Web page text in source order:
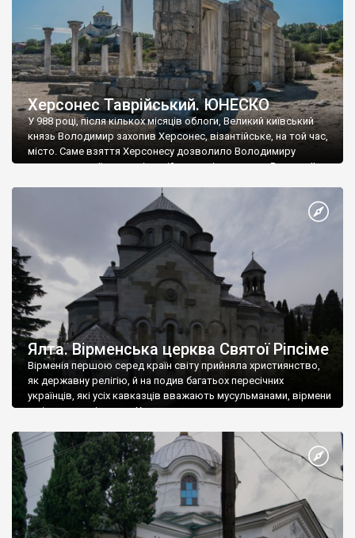
Херсонес Таврійський. ЮНЕСКО
У 988 році, після кількох місяців облоги, Великий київський
князь Володимир захопив Херсонес, візантійське, на той час,
місто. Саме взяття Херсонесу дозволило Володимиру
диктувати свої умови візантійському імператору Василю ІІ, та
Херсонесі Володимир-язичник, став Василем-християнином.
А потім було Хрещення Русі. На честь Херсонесу Таврійського
Ялта. Вірменська церква Святої Ріпсіме
Вірменія першою серед країн світу прийняла християнство,
як державну релігію, й на подив багатьох пересічних
українців, які усіх кавказців вважають мусульманами, вірмени
є відданими вірянами Христа